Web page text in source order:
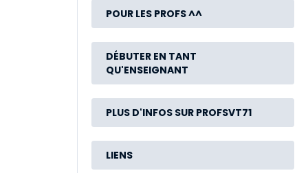
POUR LES PROFS ^^
DÉBUTER EN TANT
QU'ENSEIGNANT
PLUS D'INFOS SUR PROFSVT71
LIENS